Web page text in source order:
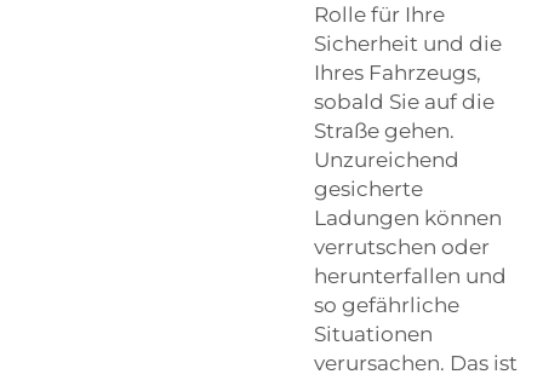
Rolle für Ihre
Sicherheit und die
Ihres Fahrzeugs,
sobald Sie auf die
Straße gehen.
Unzureichend
gesicherte
Ladungen können
verrutschen oder
herunterfallen und
so gefährliche
Situationen
verursachen. Das ist